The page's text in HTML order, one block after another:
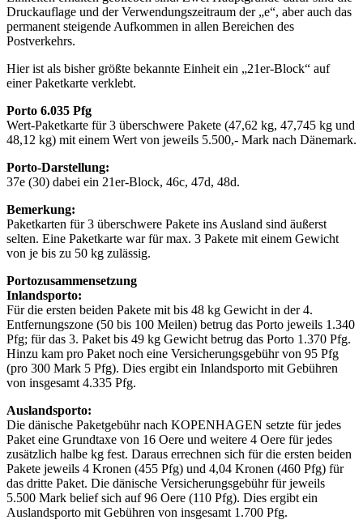
Druckauflage und der Verwendungszeitraum der „e“, aber auch das
permanent steigende Aufkommen in allen Bereichen des
Postverkehrs.
Hier ist als bisher größte bekannte Einheit ein „21er-Block“ auf
einer Paketkarte verklebt.
Porto 6.035 Pfg
Wert-Paketkarte für 3 überschwere Pakete (47,62 kg, 47,745 kg und
48,12 kg) mit einem Wert von jeweils 5.500,- Mark nach Dänemark.
Porto-Darstellung:
37e (30) dabei ein 21er-Block, 46c, 47d, 48d.
Bemerkung:
Paketkarten für 3 überschwere Pakete ins Ausland sind äußerst
selten. Eine Paketkarte war für max. 3 Pakete mit einem Gewicht
von je bis zu 50 kg zulässig.
Portozusammensetzung
Inlandsporto:
Für die ersten beiden Pakete mit bis 48 kg Gewicht in der 4.
Entfernungszone (50 bis 100 Meilen) betrug das Porto jeweils 1.340
Pfg; für das 3. Paket bis 49 kg Gewicht betrug das Porto 1.370 Pfg.
Hinzu kam pro Paket noch eine Versicherungsgebühr von 95 Pfg
(pro 300 Mark 5 Pfg). Dies ergibt ein Inlandsporto mit Gebühren
von insgesamt 4.335 Pfg.
Auslandsporto:
Die dänische Paketgebühr nach KOPENHAGEN setzte für jedes
Paket eine Grundtaxe von 16 Oere und weitere 4 Oere für jedes
zusätzlich halbe kg fest. Daraus errechnen sich für die ersten beiden
Pakete jeweils 4 Kronen (455 Pfg) und 4,04 Kronen (460 Pfg) für
das dritte Paket. Die dänische Versicherungsgebühr für jeweils
5.500 Mark belief sich auf 96 Oere (110 Pfg). Dies ergibt ein
Auslandsporto mit Gebühren von insgesamt 1.700 Pfg.